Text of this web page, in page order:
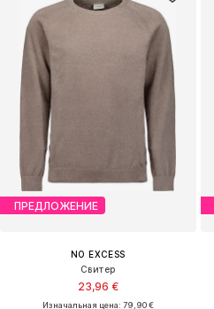
ПРЕДЛОЖЕНИЕ
NO EXCESS
Свитер
23,96 €
Изначальная цена: 79,90 €